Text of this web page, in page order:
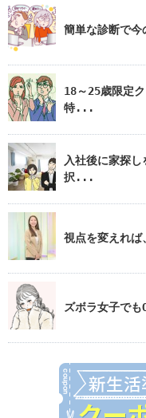
簡単な診断で今
18～25歳限定
特...
入社後に家探
択...
視点を変えれ
ズボラ女子でも